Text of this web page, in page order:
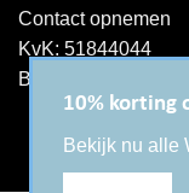
Contact opnemen
KvK: 51844044
BTW-ID :
10% korting
Bekijk nu alle